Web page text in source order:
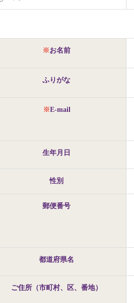
※お名前
ふりがな
※E-mail
生年月日
性別
郵便番号
都道府県名
ご住所（市町村、区、番地）